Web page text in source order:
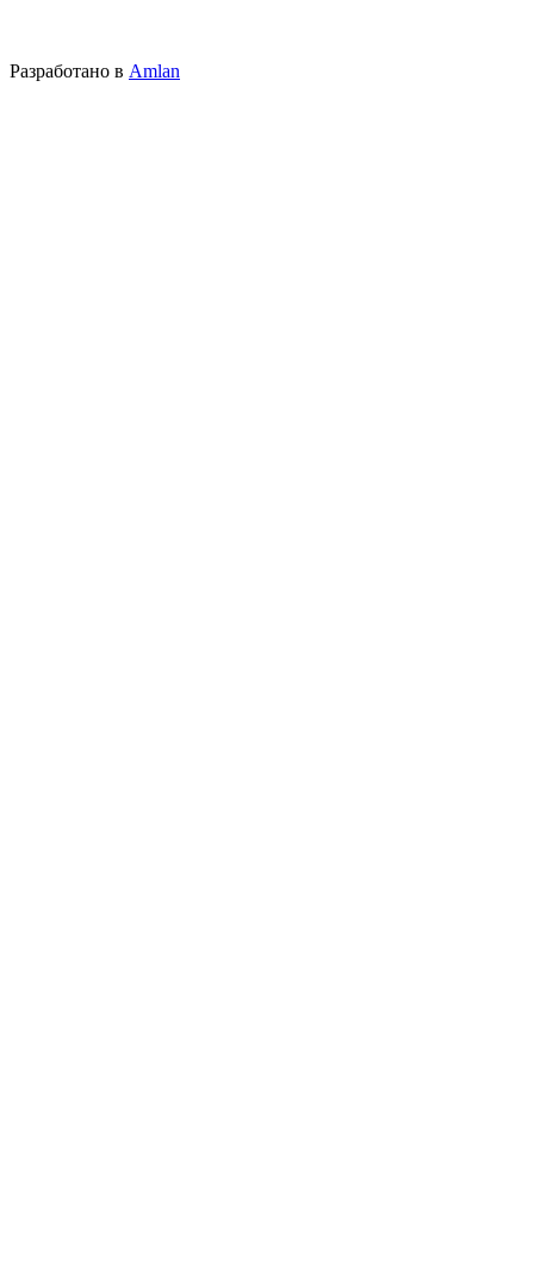
Разработано в Amlan